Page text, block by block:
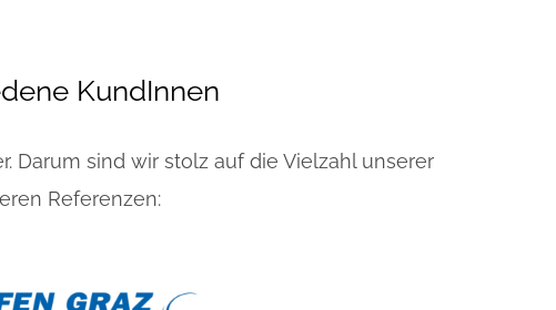
KundInnen
Darum sind wir stolz auf die Vielzahl unserer
Referenzen: